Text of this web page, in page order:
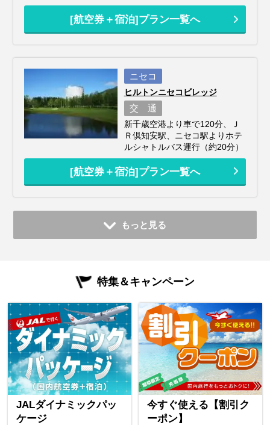
[航空券＋宿泊]プラン一覧へ
ニセコ
ヒルトンニセコビレッジ
交 通
新千歳空港より車で120分、Ｊ
Ｒ倶知安駅、ニセコ駅よりホテ
ルシャトルバス運行（約20分）
[航空券＋宿泊]プラン一覧へ
もっと見る
特集＆キャンペーン
JALダイナミックパッ
ケージ
今すぐ使える【割引ク
ーポン】